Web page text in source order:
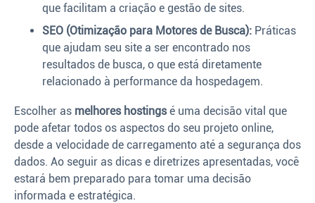
que facilitam a criação e gestão de sites.
SEO (Otimização para Motores de Busca): Práticas
que ajudam seu site a ser encontrado nos
resultados de busca, o que está diretamente
relacionado à performance da hospedagem.
Escolher as melhores hostingsé uma decisão vital que
pode afetar todos os aspectos do seu projeto online,
desde a velocidade de carregamento até a segurança dos
dados. Ao seguir as dicas e diretrizes apresentadas, você
estará bem preparado para tomar uma decisão
informada e estratégica.